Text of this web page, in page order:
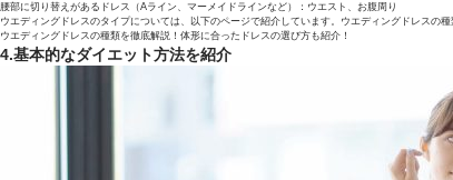
腰部に切り替えがあるドレス（Aライン、マーメイドラインなど）：ウエスト、お腹周り
ウエディングドレスのタイプについては、以下のページで紹介しています。ウエディングドレスの
ウエディングドレスの種類を徹底解説！体形に合ったドレスの選び方も紹介！
4.基本的なダイエット方法を紹介